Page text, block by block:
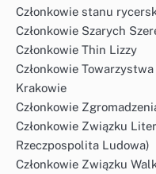
Członkowie stanu
Członkowie Szarych
Członkowie Thin Lizzy
Członkowie
Krakowie
Członkowie
Członkowie Związku
Rzeczpospolita Ludowa)
Członkowie Związku